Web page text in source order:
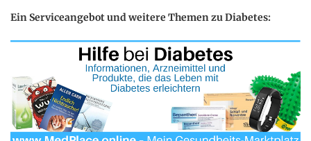
Ein Serviceangebot und weitere Themen zu Diabetes: